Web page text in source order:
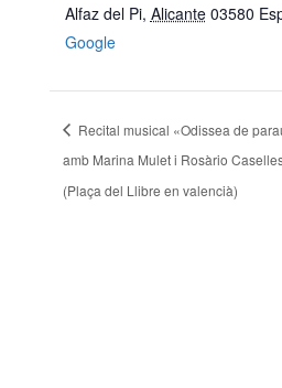
Alfaz del Pi, Alicante 03580
Google
Recital musical «Odissea de
amb Marina Mulet i Rosàrio
(Plaça del Llibre en valencià)